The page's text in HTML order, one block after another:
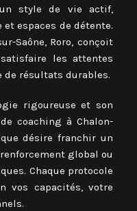
style de vie actif,
espaces de détente.
Saône, Roro, conçoit
les attentes
de résultats durables.
rigoureuse et son
coaching à Chalon-
désire franchir un
global ou
Chaque protocole
vos capacités, votre